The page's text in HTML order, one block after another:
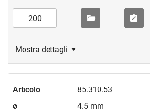
Mostra dettagli
85.310.53
4.5 mm